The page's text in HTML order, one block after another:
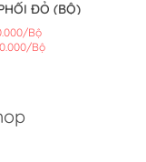
ĐỎ (BỘ)
Bộ
Bộ